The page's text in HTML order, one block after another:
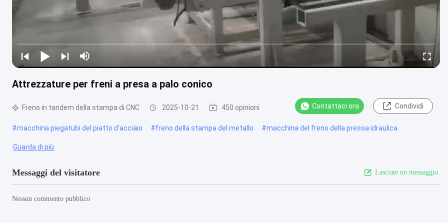
Attrezzature per freni a presa a palo conico
Freno in tandem della stampa di CNC 2025-10-21 450 opinioni Contattaci ora Condividi
#macchina piegatubi del piatto d'acciaio #freno della stampa del metallo #macchina del freno della pressa idraulica
Guarda di più
Messaggi del visitatore Lasciate un messaggio.
Nessun commento pubblico